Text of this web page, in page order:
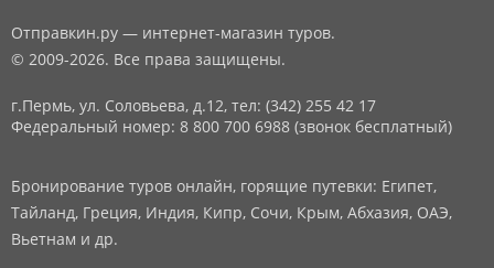
Отправкин.ру — интернет-магазин туров.
© 2009-2026. Все права защищены.
г.Пермь, ул. Соловьева, д.12, тел: (342) 255 42 17
Федеральный номер: 8 800 700 6988 (звонок бесплатный)
Бронирование туров онлайн, горящие путевки: Египет,
Тайланд, Греция, Индия, Кипр, Сочи, Крым, Абхазия, ОАЭ,
Вьетнам и др.